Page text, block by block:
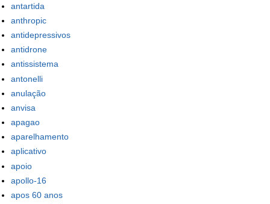
antartida
anthropic
antidepressivos
antidrone
antissistema
antonelli
anulação
anvisa
apagao
aparelhamento
aplicativo
apoio
apollo-16
apos 60 anos